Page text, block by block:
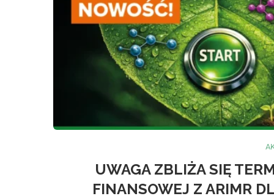
UWAGA ZBLIŻA SIĘ
FINANSOWEJ Z ARIMR